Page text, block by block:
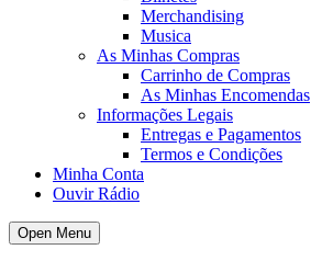
Merchandising
Musica
As Minhas Compras
Carrinho de Compras
As Minhas Encomendas
Informações Legais
Entregas e Pagamentos
Termos e Condições
Minha Conta
Ouvir Rádio
Open Menu